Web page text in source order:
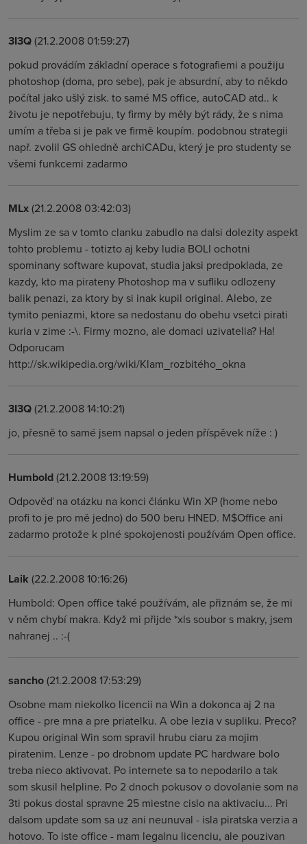
3I3Q(21.2.2008 01:59:27)
pokud provádím základní operace s fotografiemi a použiju
photoshop (doma, pro sebe), pak je absurdní, aby to někdo
počítal jako ušlý zisk. to samé MS office, autoCAD atd.. k
životu je nepotřebuju, ty firmy by měly být rády, že s nima
umím a třeba si je pak ve firmě koupím. podobnou strategii
např. zvolil GS ohledně archiCADu, který je pro studenty se
všemi funkcemi zadarmo
MLx(21.2.2008 03:42:03)
Myslim ze sa v tomto clanku zabudlo na dalsi dolezity aspekt
tohto problemu - totizto aj keby ludia BOLI ochotni
spominany software kupovat, studia jaksi predpoklada, ze
kazdy, kto ma pirateny Photoshop ma v sufliku odlozeny
balik penazi, za ktory by si inak kupil original. Alebo, ze
tymito peniazmi, ktore sa nedostanu do obehu vsetci pirati
kuria v zime :-\. Firmy mozno, ale domaci uzivatelia? Ha!
Odporucam
http://sk.wikipedia.org/wiki/Klam_rozbitého_okna
3I3Q(21.2.2008 14:10:21)
jo, přesně to samé jsem napsal o jeden příspěvek níže : )
Humbold(21.2.2008 13:19:59)
Odpověď na otázku na konci článku Win XP (home nebo
profi to je pro mě jedno) do 500 beru HNED. M$Office ani
zadarmo protože k plné spokojenosti používám Open office.
Laik (22.2.2008 10:16:26)
Humbold: Open office také používám, ale přiznám se, že mi
v něm chybí makra. Když mi přijde *xls soubor s makry, jsem
nahranej .. :-(
sancho(21.2.2008 17:53:29)
Osobne mam niekolko licencii na Win a dokonca aj 2 na
office - pre mna a pre priatelku. A obe lezia v supliku. Preco?
Kupou original Win som spravil hrubu ciaru za mojim
piratenim. Lenze - po drobnom update PC hardware bolo
treba nieco aktivovat. Po internete sa to nepodarilo a tak
som skusil helpline. Po 2 dnoch pokusov o dovolanie som na
3ti pokus dostal spravne 25 miestne cislo na aktivaciu... Pri
dalsom update som sa uz ani neunuval - isla piratska verzia a
hotovo. To iste office - mam legalnu licenciu, ale pouzivan